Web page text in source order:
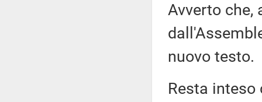
Avverto che,
nuovo testo.
Resta inteso